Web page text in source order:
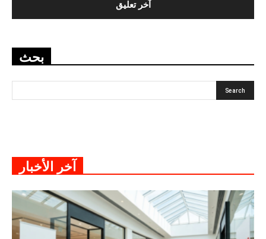
بحث
آخر الأخبار